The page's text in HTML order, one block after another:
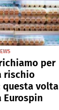
per
rischio
questa volta
Eurospin